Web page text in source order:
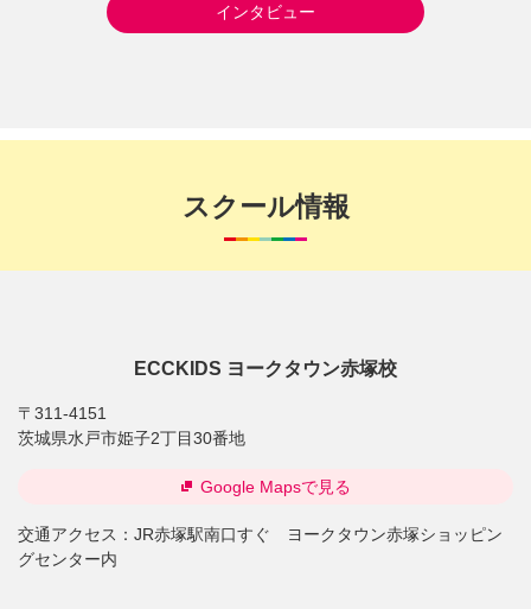
インタビュー
スクール情報
ECCKIDS ヨークタウン赤塚校
〒311-4151
茨城県水戸市姫子2丁目30番地
交通アクセス： JR赤塚駅南口すぐ ヨークタウン赤塚ショッピン
グセンター内
Google Mapsで見る